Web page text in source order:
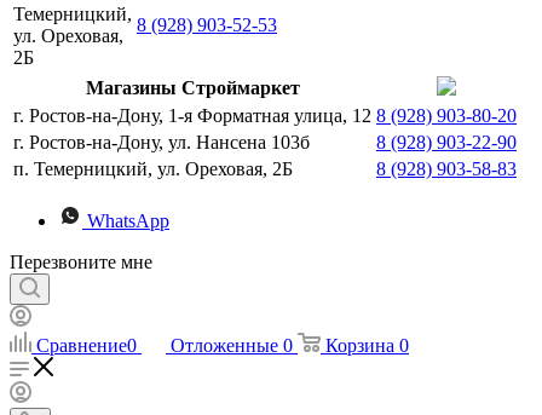
Темерницкий,
ул. Ореховая,
2Б
8 (928) 903-52-53
Магазины Строймаркет
г. Ростов-на-Дону, 1-я Форматная улица, 12 8 (928) 903-80-20
г. Ростов-на-Дону, ул. Нансена 103б
8 (928) 903-22-90
п. Темерницкий, ул. Ореховая, 2Б
8 (928) 903-58-83
WhatsApp
Перезвоните мне
Сравнение0 Отложенные 0 Корзина 0